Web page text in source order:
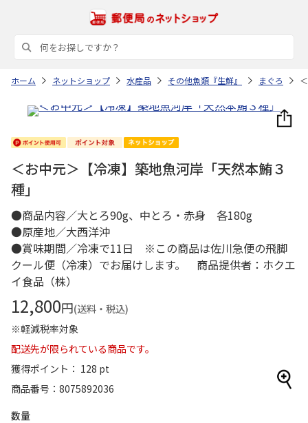
ホーム ネットショップ 水産品 その他魚類『生鮮』 まぐろ
＜お中元＞【冷凍】築地魚河岸「天然本鮪３
種」
●商品内容／大とろ90g、中とろ・赤身 各180g
●原産地／大西洋沖
●賞味期間／冷凍で11日 ※この商品は佐川急便の飛脚
クール便（冷凍）でお届けします。 商品提供者：ホクエ
イ食品（株）
12,800円(送料・税込)
※軽減税率対象
配送先が限られている商品です。
獲得ポイント： 128 pt
商品番号
8075892036
数量